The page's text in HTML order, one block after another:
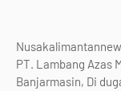
PT. Lambang Azas
Banjarmasin, Di